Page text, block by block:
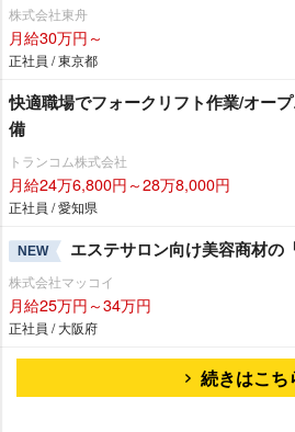
株式会社東舟
月給30万円～
正社員 / 東京都
快適職場でフォークリフト作業/オー
備
トランコム株式会社
月給24万6,800円～28万8,000円
正社員 / 愛知県
NEW エステサロン向け美容商材の
株式会社マッコイ
月給25万円～34万円
正社員 / 大阪府
続きはこち